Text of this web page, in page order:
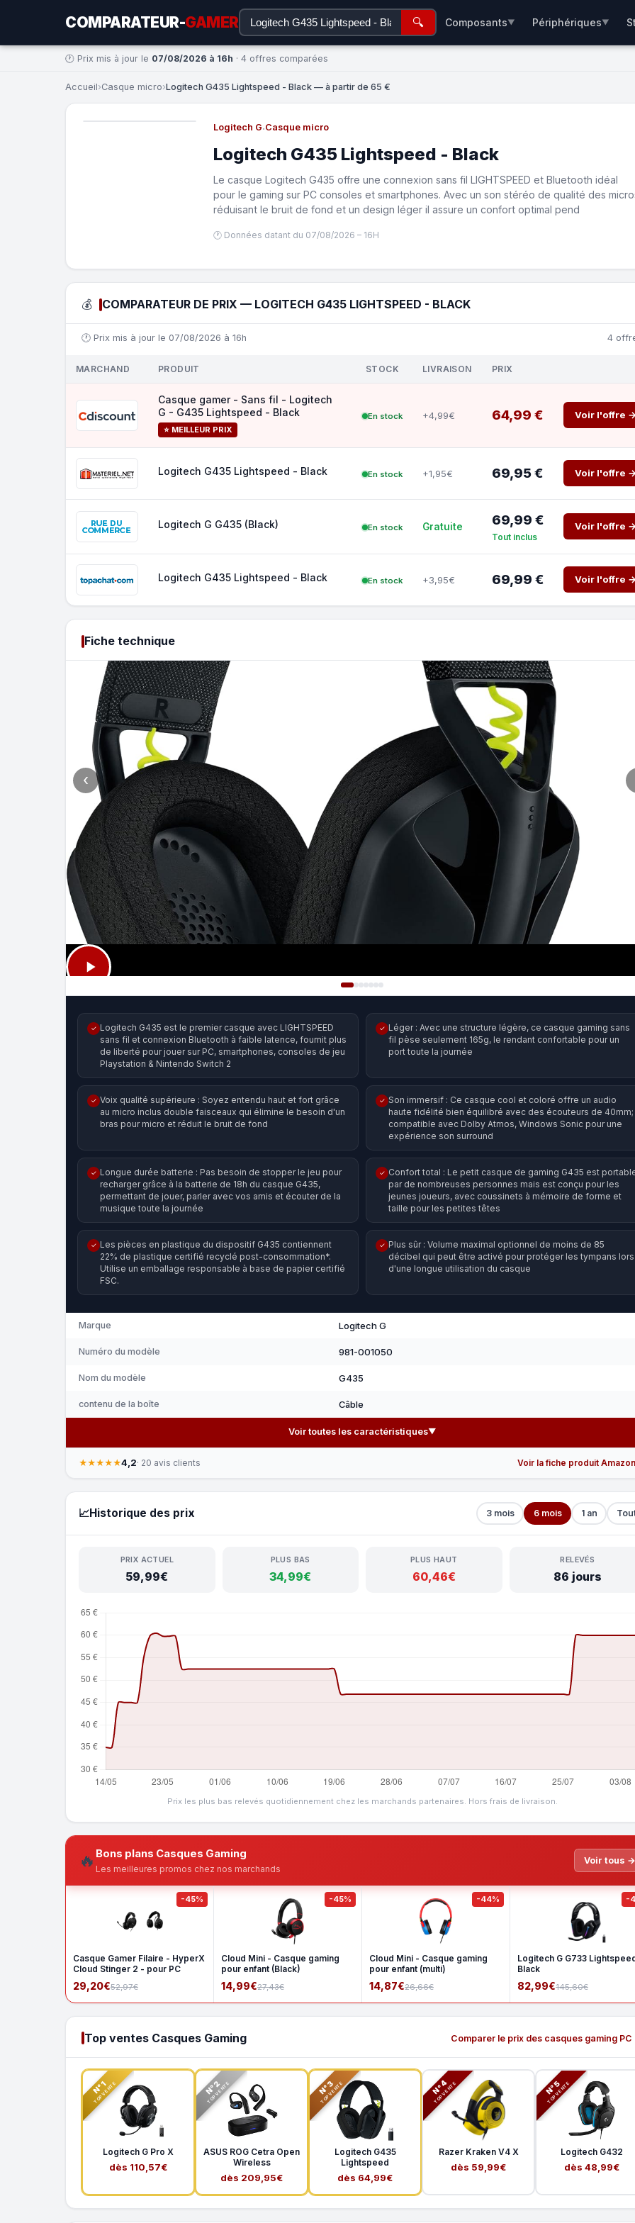
COMPARATEUR-GAMER 🔍 Composants▼ Périphériques▼
🕐 Prix mis à jour le 07/08/2026 à 16h · 4 offres comparées
Accueil›Casque micro›Logitech G435 Lightspeed - Black — à partir de 65 €
Logitech G·Casque micro
Logitech G435 Lightspeed - Black
Le casque Logitech G435 offre une connexion sans fil LIGHTSPEED et Bluetooth idéal
pour le gaming sur PC consoles et smartphones. Avec un son stéréo de qualité des
réduisant le bruit de fond et un design léger il assure un confort optimal pend
🕐 Données datant du 07/08/2026 – 16H
💰 COMPARATEUR DE PRIX — LOGITECH G435 LIGHTSPEED - BLACK
🕐 Prix mis à jour le 07/08/2026 à 16h 4
MARCHAND PRODUIT STOCK LIVRAISON PRIX
Casque gamer - Sans fil - Logitech
G - G435 Lightspeed - Black
⭐ MEILLEUR PRIX
En stock +4,99€ 64,99 € Voir l'offre →
Logitech G435 Lightspeed - Black En stock +1,95€ 69,95 € Voir l'offre →
Logitech G G435 (Black) En stock Gratuite 69,99 €
Tout inclus
Voir l'offre →
Logitech G435 Lightspeed - Black En stock +3,95€ 69,99 € Voir l'offre →
Fiche technique
‹
✓ Logitech G435 est le premier casque avec LIGHTSPEED
sans fil et connexion Bluetooth à faible latence, fournit plus
de liberté pour jouer sur PC, smartphones, consoles de jeu
Playstation & Nintendo Switch 2
✓ Léger : Avec une structure légère, ce casque gaming sans
fil pèse seulement 165g, le rendant confortable pour un
port toute la journée
✓ Voix qualité supérieure : Soyez entendu haut et fort grâce
au micro inclus double faisceaux qui élimine le besoin d'un
bras pour micro et réduit le bruit de fond
✓ Son immersif : Ce casque cool et coloré offre un audio
haute fidélité bien équilibré avec des écouteurs de 40mm;
compatible avec Dolby Atmos, Windows Sonic pour une
expérience son surround
✓ Longue durée batterie : Pas besoin de stopper le jeu pour
recharger grâce à la batterie de 18h du casque G435,
permettant de jouer, parler avec vos amis et écouter de la
musique toute la journée
✓ Confort total : Le petit casque de gaming G435 est
par de nombreuses personnes mais est conçu pour les
jeunes joueurs, avec coussinets à mémoire de forme et
taille pour les petites têtes
✓ Les pièces en plastique du dispositif G435 contiennent
22% de plastique certifié recyclé post-consommation*.
Utilise un emballage responsable à base de papier certifié
FSC.
✓ Plus sûr : Volume maximal optionnel de moins de 85
décibel qui peut être activé pour protéger les tympans lors
d'une longue utilisation du casque
Marque Logitech G
Numéro du modèle 981-001050
Nom du modèle G435
contenu de la boîte Câble
Voir toutes les caractéristiques▼
★★★★★4,2· 20 avis clients Voir la fiche produit
📈Historique des prix 3 mois 6 mois 1 an
PRIX ACTUEL
59,99€
PLUS BAS
34,99€
PLUS HAUT
60,46€
RELEVÉS
86 jours
Prix les plus bas relevés quotidiennement chez les marchands partenaires. Hors frais de livraison.
🔥 Bons plans Casques Gaming
Les meilleures promos chez nos marchands
Voir tous →
-45%
Casque Gamer Filaire - HyperX
Cloud Stinger 2 - pour PC
29,20€52,97€
-45%
Cloud Mini - Casque gaming
pour enfant (Black)
14,99€27,43€
-44%
Cloud Mini - Casque gaming
pour enfant (multi)
14,87€26,66€
-
Logitech G G733
Black
82,99€145,60€
Top ventes Casques Gaming Comparer le prix des casques gaming
N°1
TOP VENTE
Logitech G Pro X
dès 110,57€
N°2
TOP VENTE
ASUS ROG Cetra Open
Wireless
dès 209,95€
N°3
TOP VENTE
Logitech G435
Lightspeed
dès 64,99€
N°4
TOP VENTE
Razer Kraken V4 X
dès 59,99€
N°5
TOP VENTE
Logitech G432
dès 48,99€